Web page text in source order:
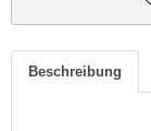
Beschreibung